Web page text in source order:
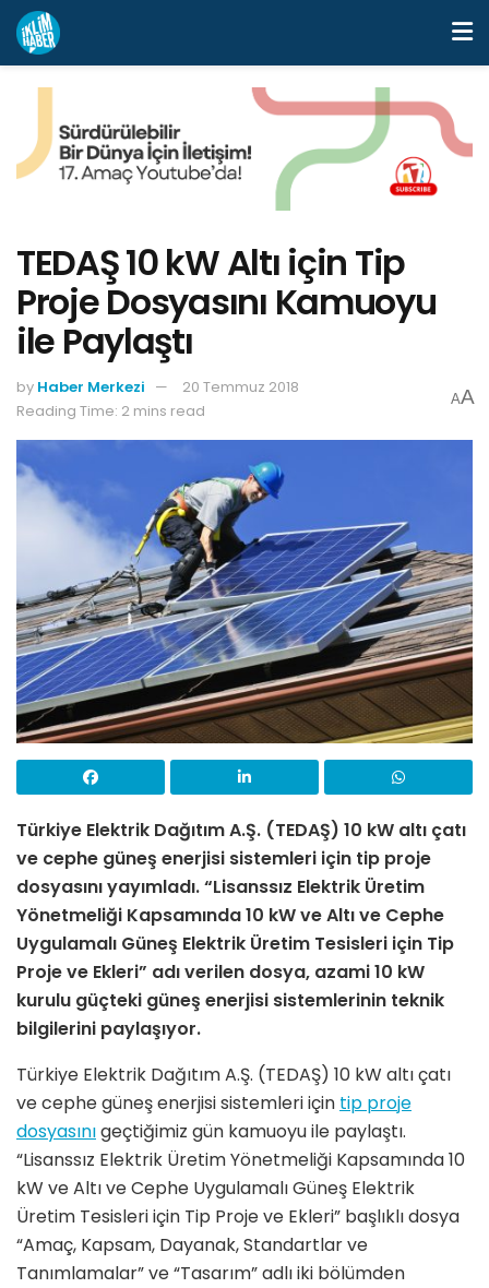
TEDAŞ 10 kW Altı için Tip
Proje Dosyasını Kamuoyu
ile Paylaştı
by Haber Merkezi
20 Temmuz 2018
Reading Time: 2 mins read
AA
Türkiye Elektrik Dağıtım A.Ş. (TEDAŞ) 10 kW altı çatı
ve cephe güneş enerjisi sistemleri için tip proje
dosyasını yayımladı. “Lisanssız Elektrik Üretim
Yönetmeliği Kapsamında 10 kW ve Altı ve Cephe
Uygulamalı Güneş Elektrik Üretim Tesisleri için Tip
Proje ve Ekleri” adı verilen dosya, azami 10 kW
kurulu güçteki güneş enerjisi sistemlerinin teknik
bilgilerini paylaşıyor.
Türkiye Elektrik Dağıtım A.Ş. (TEDAŞ) 10 kW altı çatı
ve cephe güneş enerjisi sistemleri için tip proje
dosyasınıgeçtiğimiz gün kamuoyu ile paylaştı.
“Lisanssız Elektrik Üretim Yönetmeliği Kapsamında 10
kW ve Altı ve Cephe Uygulamalı Güneş Elektrik
Üretim Tesisleri için Tip Proje ve Ekleri” başlıklı dosya
“Amaç, Kapsam, Dayanak, Standartlar ve
Tanımlamalar” ve “Tasarım” adlı iki bölümden